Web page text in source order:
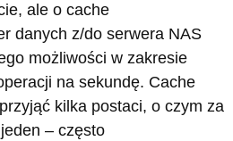
ale o cache
danych z/do serwera NAS
możliwości w zakresie
na sekundę. Cache
kilka postaci, o czym za
– często